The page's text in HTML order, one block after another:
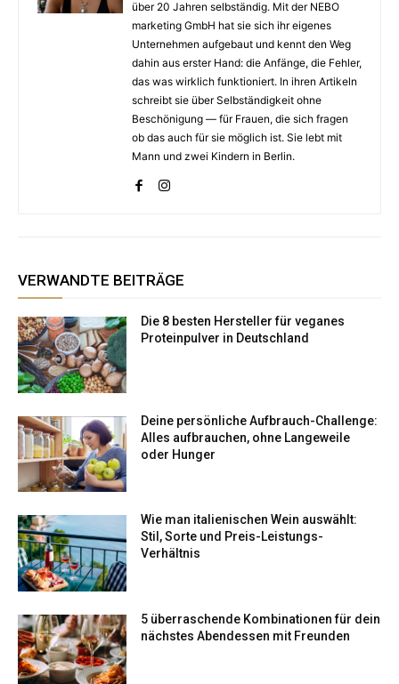
über 20 Jahren selbständig. Mit der NEBO
marketing GmbH hat sie sich ihr eigenes
Unternehmen aufgebaut und kennt den Weg
dahin aus erster Hand: die Anfänge, die Fehler,
das was wirklich funktioniert. In ihren Artikeln
schreibt sie über Selbständigkeit ohne
Beschönigung — für Frauen, die sich fragen
ob das auch für sie möglich ist. Sie lebt mit
Mann und zwei Kindern in Berlin.
VERWANDTE BEITRÄGE
Die 8 besten Hersteller für veganes
Proteinpulver in Deutschland
Deine persönliche Aufbrauch-Challenge:
Alles aufbrauchen, ohne Langeweile
oder Hunger
Wie man italienischen Wein auswählt:
Stil, Sorte und Preis-Leistungs-
Verhältnis
5 überraschende Kombinationen für dein
nächstes Abendessen mit Freunden